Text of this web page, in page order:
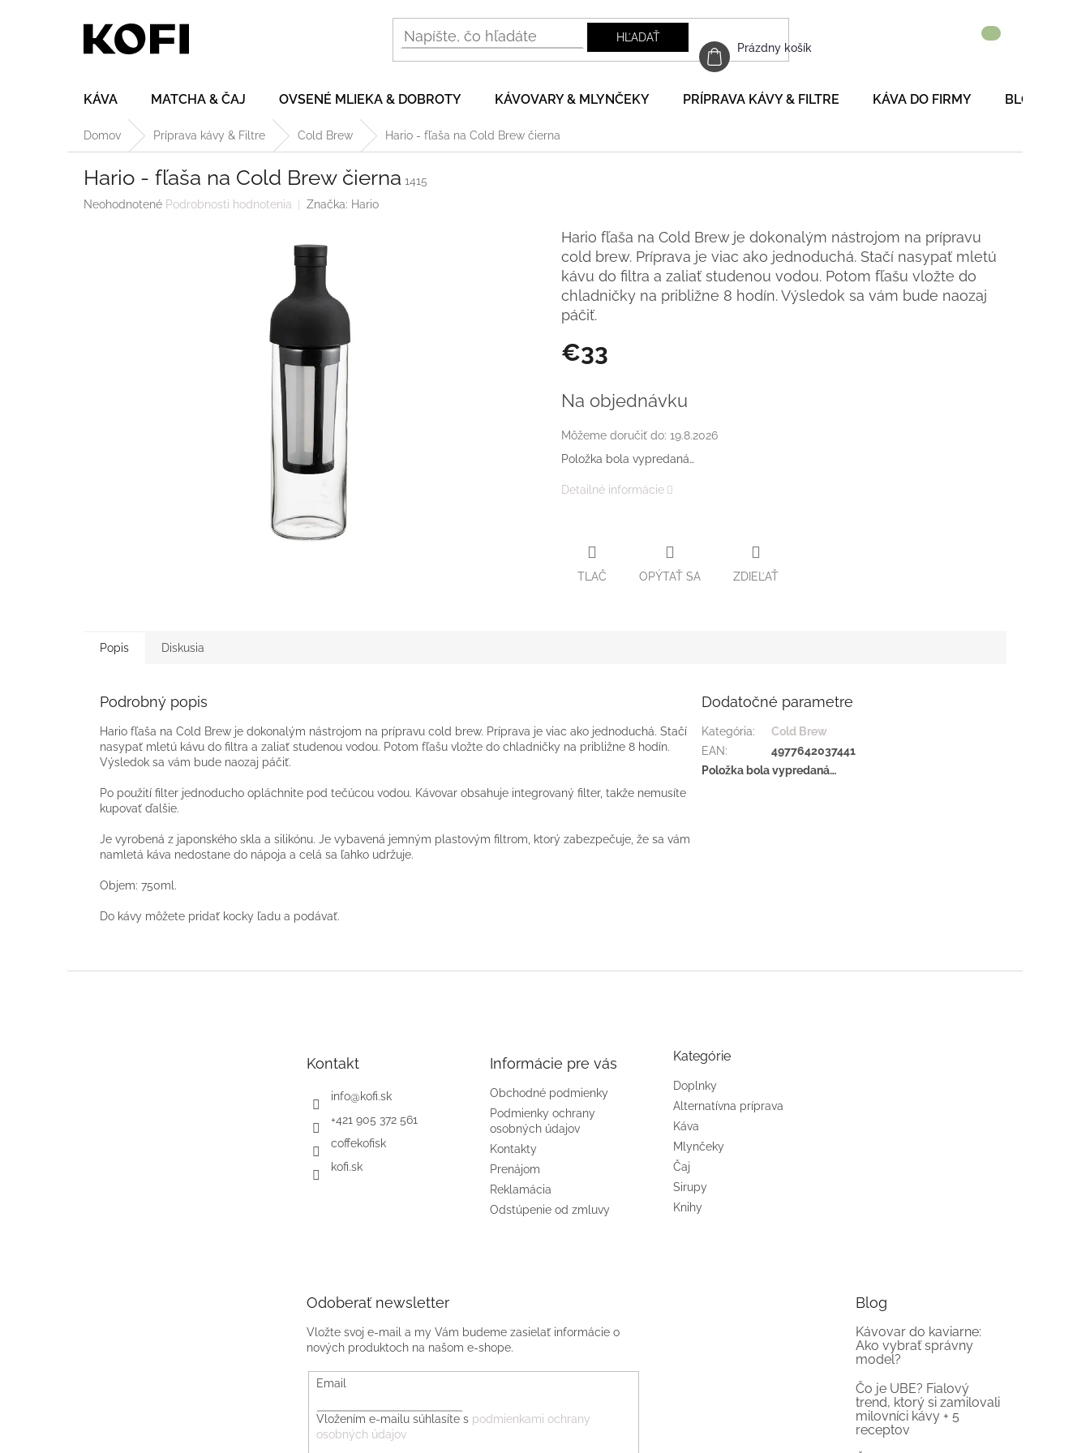
HĽADAŤ
NÁKUPNÝ
KOŠÍK
Prázdny košík
KÁVA MATCHA & ČAJ OVSENÉ MLIEKA & DOBROTY KÁVOVARY & MLYNČEKY PRÍPRAVA KÁVY & FILTRE KÁVA DO FIRMY BLOG
Domov Príprava kávy & Filtre Cold Brew Hario - fľaša na Cold Brew čierna
Hario - fľaša na Cold Brew čierna 1415
Priemerné
Neohodnotené Podrobnosti hodnotenia Značka: Hario
€33
cena:
Na objednávku
Môžeme doručiť do: 19.8.2026
Položka bola vypredaná…
Hario fľaša na Cold Brew je dokonalým nástrojom na prípravu
cold brew. Príprava je viac ako jednoduchá. Stačí nasypať mletú
kávu do filtra a zaliať studenou vodou. Potom fľašu vložte do
chladničky na približne 8 hodín. Výsledok sa vám bude naozaj
páčiť.
Detailné informácie
TLAČ OPÝTAŤ SA ZDIEĽAŤ
Popis Diskusia
Podrobný popis
Hario fľaša na Cold Brew je dokonalým nástrojom na prípravu cold brew. Príprava je viac ako jednoduchá. Stačí
nasypať mletú kávu do filtra a zaliať studenou vodou. Potom fľašu vložte do chladničky na približne 8 hodín.
Výsledok sa vám bude naozaj páčiť.
Po použití filter jednoducho opláchnite pod tečúcou vodou. Kávovar obsahuje integrovaný filter, takže nemusíte
kupovať ďalšie.
Je vyrobená z japonského skla a silikónu. Je vybavená jemným plastovým filtrom, ktorý zabezpečuje, že sa vám
namletá káva nedostane do nápoja a celá sa ľahko udržuje.
Objem: 750ml.
Do kávy môžete pridať kocky ľadu a podávať.
Dodatočné parametre
Kategória:
Cold Brew
EAN:
4977642037441
Položka bola vypredaná…
Kontakt
info@kofi.sk
+421 905 372 561
coffekofisk
kofi.sk
Informácie pre vás
Obchodné podmienky
Podmienky ochrany
osobných údajov
Kontakty
Prenájom
Reklamácia
Odstúpenie od zmluvy
Kategórie
Doplnky
Alternatívna príprava
Káva
Mlynčeky
Čaj
Sirupy
Knihy
Odoberať newsletter
Vložte svoj e-mail a my Vám budeme zasielať informácie o
nových produktoch na našom e-shope.
Email
Vložením e-mailu súhlasíte s podmienkami ochrany
osobných údajov
Blog
Kávovar do kaviarne:
Ako vybrať správny
model?
Čo je UBE? Fialový
trend, ktorý si zamilovali
milovníci kávy + 5
receptov